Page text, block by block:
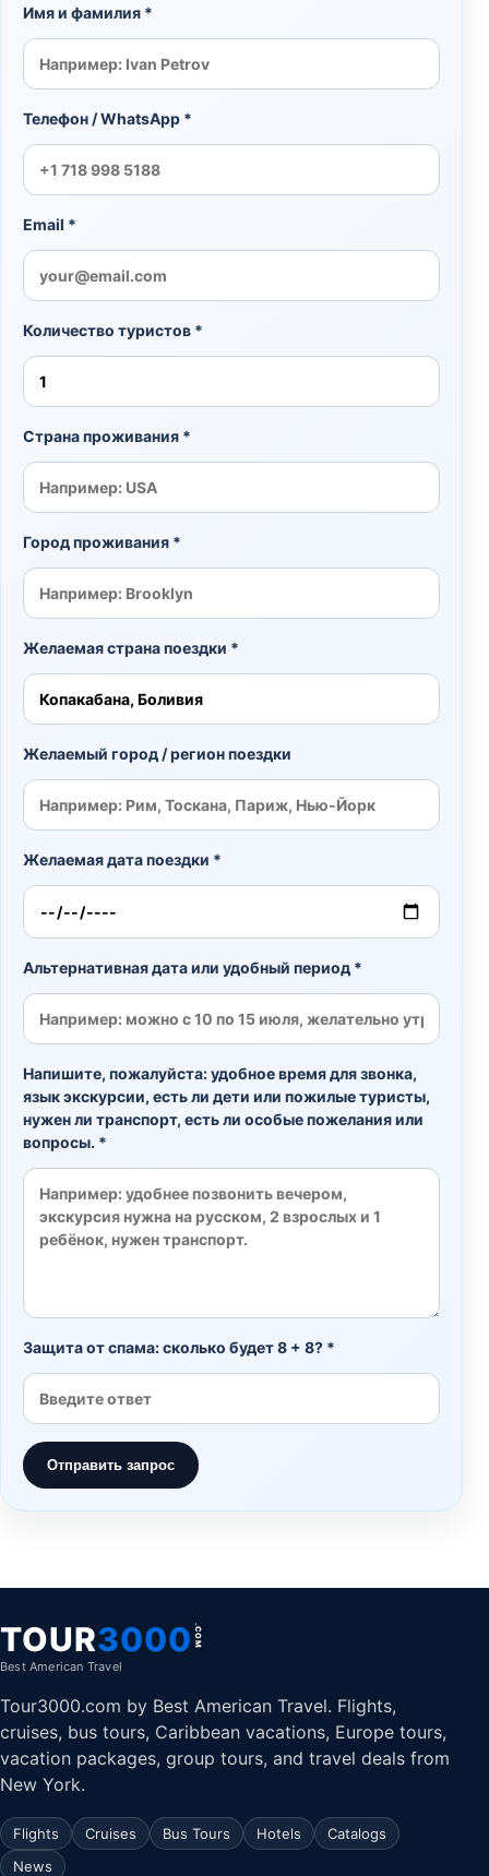
Имя и фамилия *
Телефон / WhatsApp *
Email *
Количество туристов *
Страна проживания *
Город проживания *
Желаемая страна поездки *
Желаемый город / регион поездки
Желаемая дата поездки *
Альтернативная дата или удобный период *
Напишите, пожалуйста: удобное время для звонка,
язык экскурсии, есть ли дети или пожилые туристы,
нужен ли транспорт, есть ли особые пожелания или
вопросы. *
Защита от спама: сколько будет 8 + 8? *
Отправить запрос
TOUR3000 .COM
Best American Travel
Tour3000.com by Best American Travel. Flights,
cruises, bus tours, Caribbean vacations, Europe tours,
vacation packages, group tours, and travel deals from
New York.
Flights Cruises Bus Tours Hotels
Catalogs
News